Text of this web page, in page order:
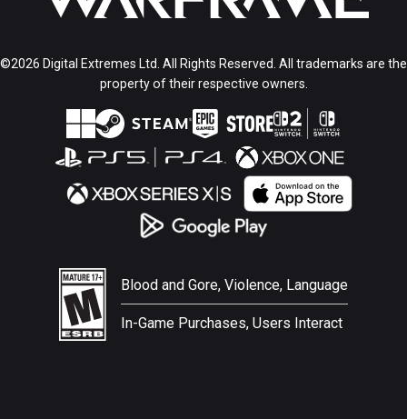
©2026 Digital Extremes Ltd. All Rights Reserved. All trademarks are the
property of their respective owners.
Blood and Gore, Violence, Language
In-Game Purchases, Users Interact